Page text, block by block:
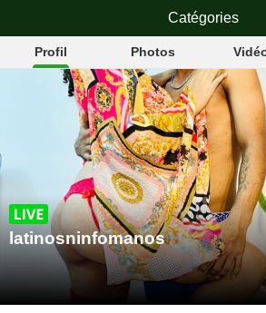
latinosninfomanos
Profil Photos
latinosninfomanos
Catégories